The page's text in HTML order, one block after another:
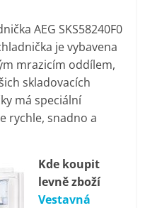
AEG SKS58240F0
je vybavena
mrazicím oddílem,
skladovacích
má speciální
rychle, snadno a
Kde koupit
levně zboží
Vestavná